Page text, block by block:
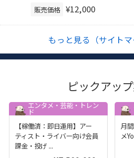
販売価格 ¥12,000
もっと見る（サイトマ
ピックアッ
エンタメ・芸能・トレン
ド
【稼働済：即日運用】アー
ティスト・ライバー向け会員
課金・投げ ...
月
メ